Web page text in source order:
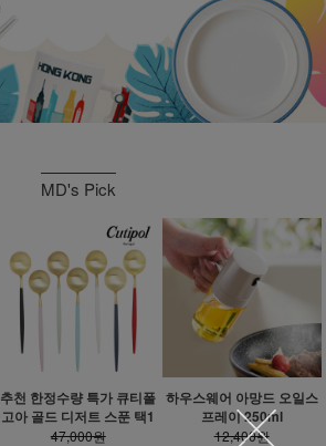
MD's Pick
추천 한정수량 특가 큐티폴
고아 골드 디저트 스푼 택1
47,000원
하우스웨어 아망드 오일스
프레이 250ml
12,400원